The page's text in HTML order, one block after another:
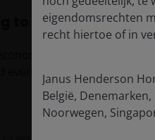
to the mean
even more pronounced
eigendomsrechten
recht hiertoe of in
Janus Henderson
België,
Noorwegen,